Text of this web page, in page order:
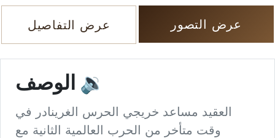
عرض التفاصيل عرض التصور
🔉
العقيد مساعد خريجي الحرس الغرينادر في
وقت متأخر من الحرب العالمية الثانية مع